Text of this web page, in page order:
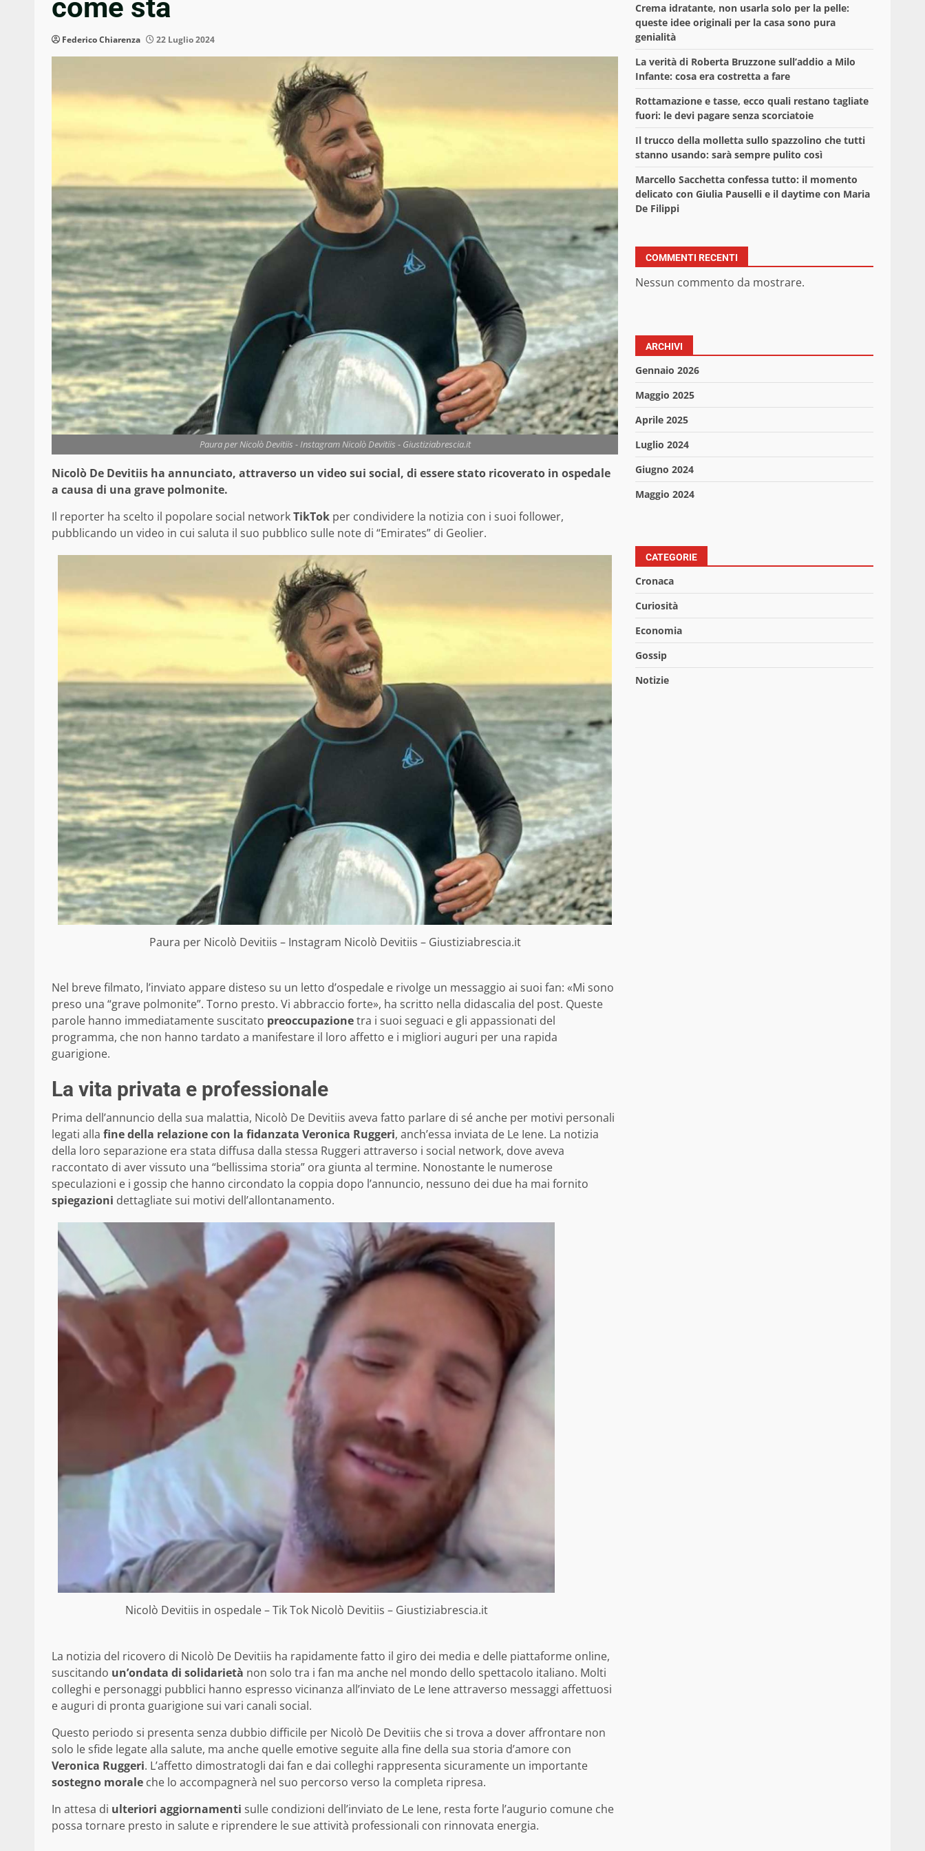
come sta
Federico Chiarenza 22 Luglio 2024
Paura per Nicolò Devitiis - Instagram Nicolò Devitiis - Giustiziabrescia.it
Nicolò De Devitiis ha annunciato, attraverso un video sui social, di essere stato ricoverato in ospedale
a causa di una grave polmonite.
Il reporter ha scelto il popolare social networkTikTok per condividere la notizia con i suoi follower,
pubblicando un video in cui saluta il suo pubblico sulle note di “Emirates” di Geolier.
Paura per Nicolò Devitiis – Instagram Nicolò Devitiis – Giustiziabrescia.it
Nel breve filmato, l’inviato appare disteso su un letto d’ospedale e rivolge un messaggio ai suoi fan: «Mi sono
preso una “grave polmonite”. Torno presto. Vi abbraccio forte», ha scritto nella didascalia del post. Queste
parole hanno immediatamente suscitato preoccupazionetra i suoi seguaci e gli appassionati del
programma, che non hanno tardato a manifestare il loro affetto e i migliori auguri per una rapida
guarigione.
La vita privata e professionale
Prima dell’annuncio della sua malattia, Nicolò De Devitiis aveva fatto parlare di sé anche per motivi personali
legati alla fine della relazione con la fidanzata Veronica Ruggeri, anch’essa inviata de Le Iene. La notizia
della loro separazione era stata diffusa dalla stessa Ruggeri attraverso i social network, dove aveva
raccontato di aver vissuto una “bellissima storia” ora giunta al termine. Nonostante le numerose
speculazioni e i gossip che hanno circondato la coppia dopo l’annuncio, nessuno dei due ha mai fornito
spiegazioni dettagliate sui motivi dell’allontanamento.
Nicolò Devitiis in ospedale – Tik Tok Nicolò Devitiis – Giustiziabrescia.it
La notizia del ricovero di Nicolò De Devitiis ha rapidamente fatto il giro dei media e delle piattaforme online,
suscitando un’ondata di solidarietà non solo tra i fan ma anche nel mondo dello spettacolo italiano. Molti
colleghi e personaggi pubblici hanno espresso vicinanza all’inviato de Le Iene attraverso messaggi affettuosi
e auguri di pronta guarigione sui vari canali social.
Questo periodo si presenta senza dubbio difficile per Nicolò De Devitiis che si trova a dover affrontare non
solo le sfide legate alla salute, ma anche quelle emotive seguite alla fine della sua storia d’amore con
Veronica Ruggeri. L’affetto dimostratogli dai fan e dai colleghi rappresenta sicuramente un importante
sostegno morale che lo accompagnerà nel suo percorso verso la completa ripresa.
In attesa di ulteriori aggiornamenti sulle condizioni dell’inviato de Le Iene, resta forte l’augurio comune che
possa tornare presto in salute e riprendere le sue attività professionali con rinnovata energia.
Crema idratante, non usarla solo per la pelle:
queste idee originali per la casa sono pura
genialità
La verità di Roberta Bruzzone sull’addio a Milo
Infante: cosa era costretta a fare
Rottamazione e tasse, ecco quali restano tagliate
fuori: le devi pagare senza scorciatoie
Il trucco della molletta sullo spazzolino che tutti
stanno usando: sarà sempre pulito così
Marcello Sacchetta confessa tutto: il momento
delicato con Giulia Pauselli e il daytime con Maria
De Filippi
COMMENTI RECENTI
Nessun commento da mostrare.
ARCHIVI
Gennaio 2026
Maggio 2025
Aprile 2025
Luglio 2024
Giugno 2024
Maggio 2024
CATEGORIE
Cronaca
Curiosità
Economia
Gossip
Notizie